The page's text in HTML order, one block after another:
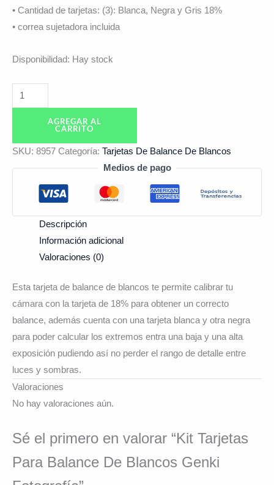
• Cantidad de tarjetas: (3): Blanca, Negra y Gris 18%
• correa sujetadora incluida
Disponibilidad: Hay stock
AGREGAR AL
CARRITO
SKU: 8957 Categoría: Tarjetas De Balance De Blancos
Medios de pago
Descripción
Información adicional
Valoraciones (0)
Esta tarjeta de balance de blancos te permite calibrar tu
cámara con la tarjeta de 18% para obtener un correcto
balance, además cuenta con una tarjeta blanca y otra negra
para poder calcular los extremos entra una baja y una alta
exposición pudiendo así no perder el rango de detalle entre
luces y sombras.
Valoraciones
No hay valoraciones aún.
Sé el primero en valorar “Kit Tarjetas
Para Balance De Blancos Genki